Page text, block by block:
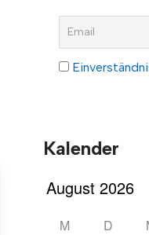
Kalender
M D